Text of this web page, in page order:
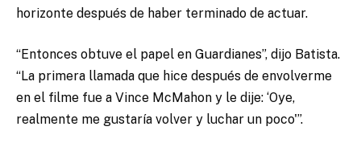
horizonte después de haber terminado de actuar.
“Entonces obtuve el papel en Guardianes”, dijo Batista.
“La primera llamada que hice después de envolverme
en el filme fue a Vince McMahon y le dije: ‘Oye,
realmente me gustaría volver y luchar un poco'”.